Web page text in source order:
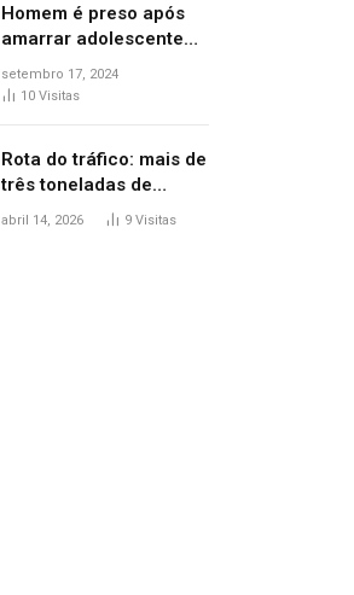
Homem é preso após
amarrar adolescente
suspeito de furto em
estaca de cerca e
setembro 17, 2024
10 Visitas
Rota do tráfico: mais de
três toneladas de
drogas são
abril 14, 2026 9 Visitas